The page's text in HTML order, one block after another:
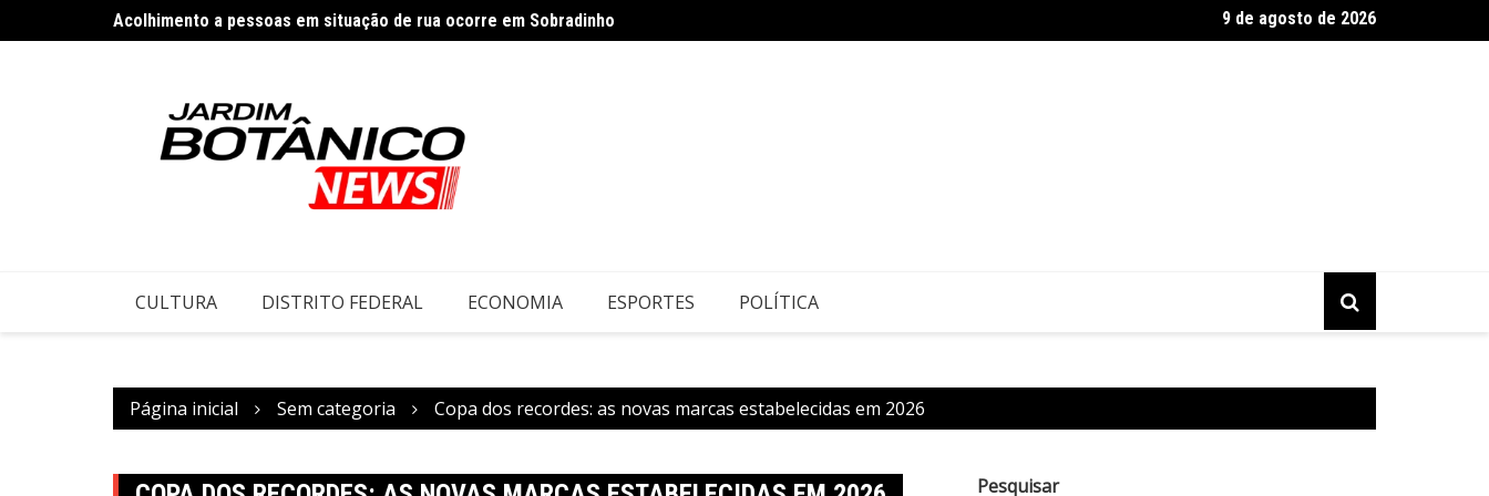
para
Rádio Nacional homenageia Dia Internacional dos Povos Indígenas
Vini Jr. se declara ao Real Madrid após renovação: ‘Oito anos é muito
9 de agosto de 2026
CULTURA DISTRITO FEDERAL ECONOMIA ESPORTES POLÍTICA
Página inicial Sem categoria Copa dos recordes: as novas marcas estabelecidas em 2026
Pesquisar